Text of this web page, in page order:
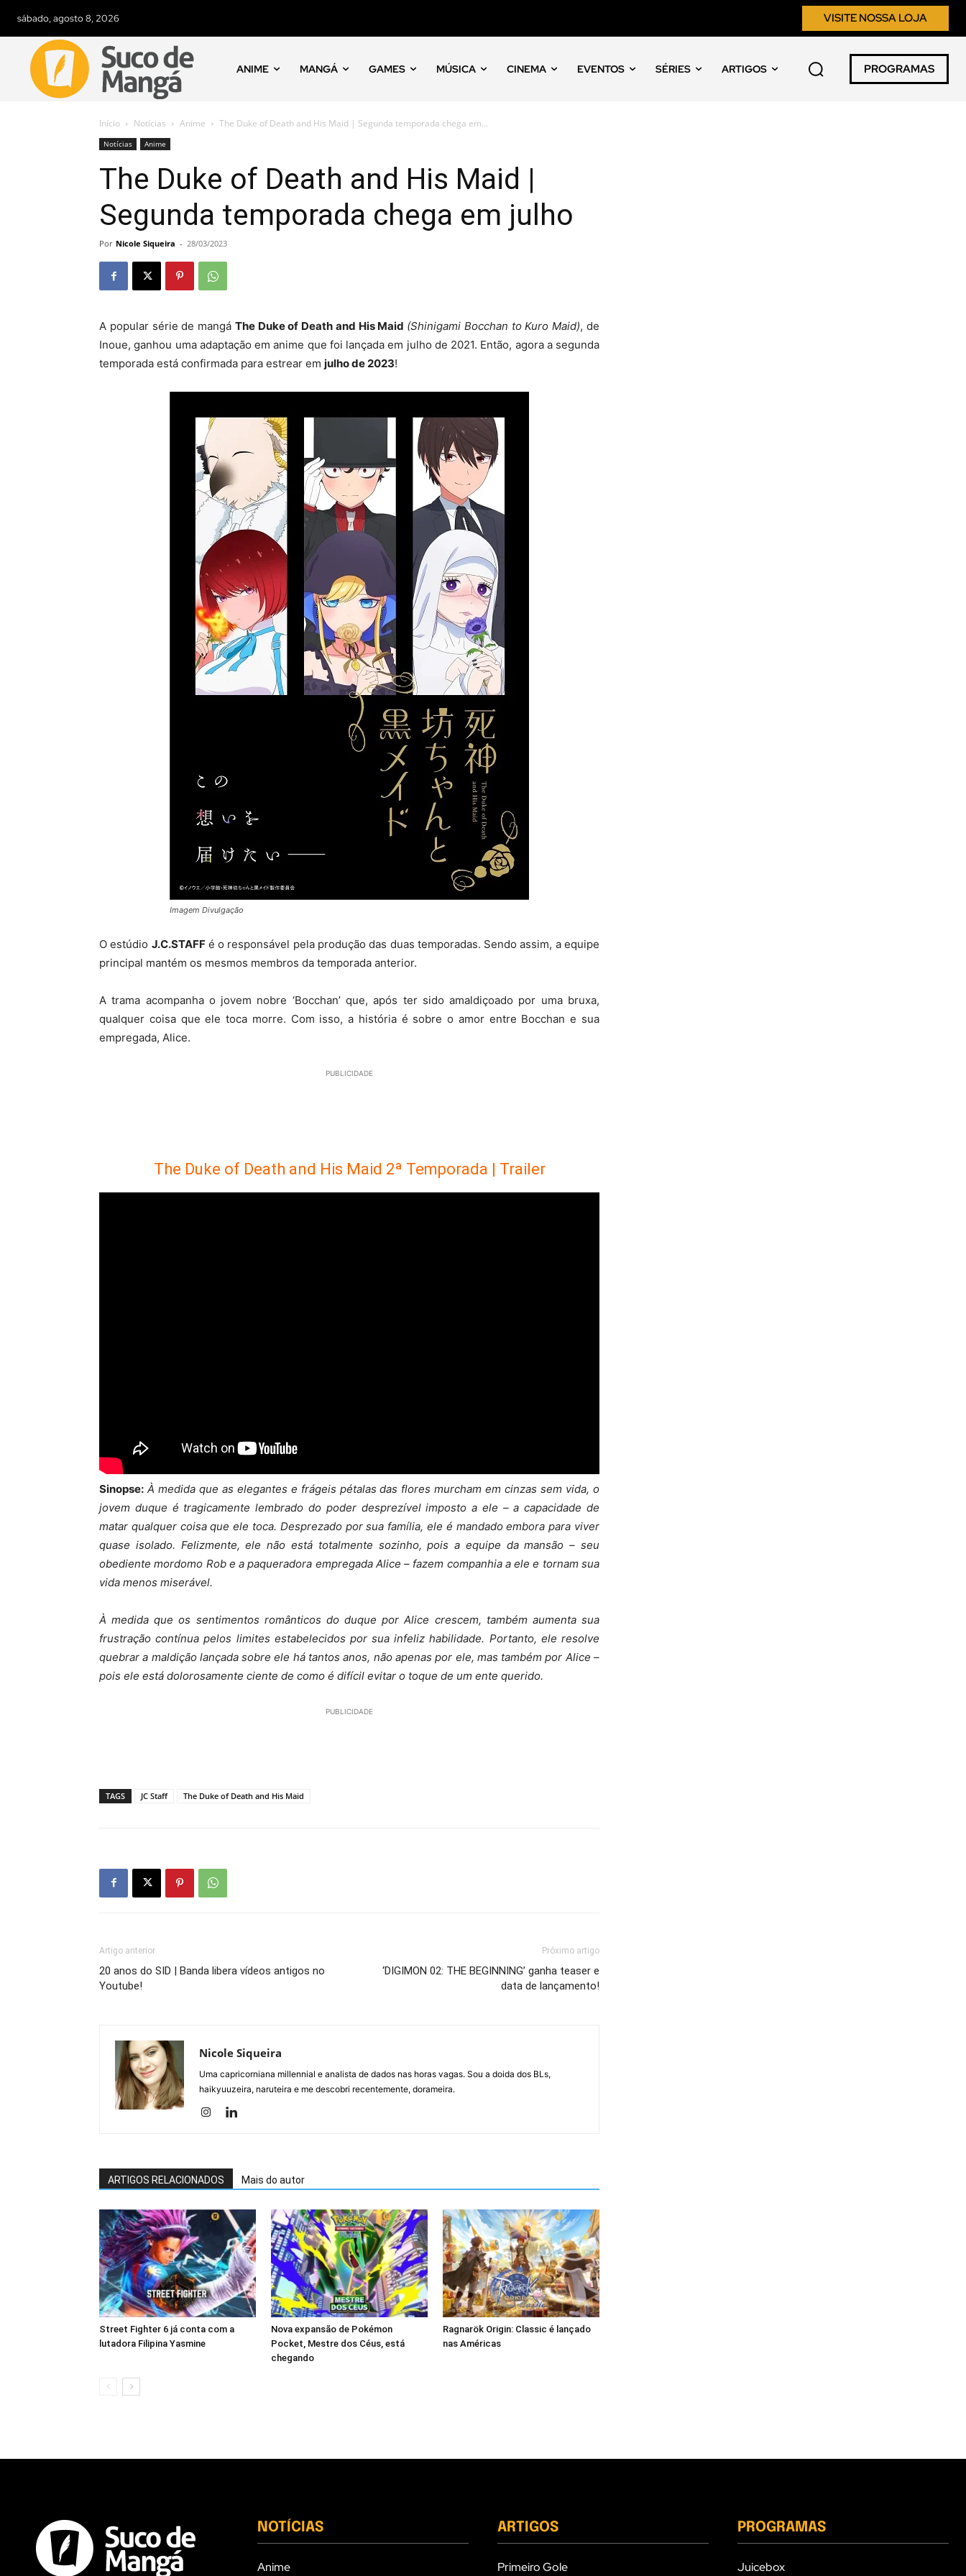
sábado, agosto 8, 2026 VISITE NOSSA LOJA
ANIME MANGÁ GAMES MÚSICA CINEMA EVENTOS SÉRIES ARTIGOS PROGRAMAS
Início Notícias Anime The Duke of Death and His Maid | Segunda temporada chega em...
Notícias Anime
The Duke of Death and His Maid |
Segunda temporada chega em julho
Por Nicole Siqueira - 28/03/2023
A popular série de mangá The Duke of Death and His Maid (Shinigami Bocchan to Kuro Maid), de
Inoue, ganhou uma adaptação em anime que foi lançada em julho de 2021. Então, agora a segunda
temporada está confirmada para estrear em julho de 2023!
Imagem Divulgação
Oestúdio J.C.STAFFé o responsável pela produção das duas temporadas. Sendo assim, a equipe
principal mantém os mesmos membros da temporada anterior.
A trama acompanha o jovem nobre ‘Bocchan’ que, após ter sido amaldiçoado por uma bruxa,
qualquer coisa que ele toca morre. Com isso, a história é sobre o amor entre Bocchan e sua
empregada, Alice.
PUBLICIDADE
The Duke of Death and His Maid 2ª Temporada | Trailer
Sinopse: À medida que as elegantes e frágeis pétalas das flores murcham em cinzas sem vida, o
jovem duque é tragicamente lembrado do poder desprezível imposto a ele – a capacidade de
matar qualquer coisa que ele toca. Desprezado por sua família, ele é mandado embora para viver
quase isolado. Felizmente, ele não está totalmente sozinho, pois a equipe da mansão – seu
obediente mordomo Rob e a paqueradora empregada Alice – fazem companhia a ele e tornam sua
vida menos miserável.
À medida que os sentimentos românticos do duque por Alice crescem, também aumenta sua
frustração contínua pelos limites estabelecidos por sua infeliz habilidade. Portanto, ele resolve
quebrar a maldição lançada sobre ele há tantos anos, não apenas por ele, mas também por Alice –
pois ele está dolorosamente ciente de como é difícil evitar o toque de um ente querido.
PUBLICIDADE
TAGS JC Staff The Duke of Death and His Maid
Artigo anterior
20 anos do SID | Banda libera vídeos antigos no
Youtube!
Próximo artigo
‘DIGIMON 02: THE BEGINNING’ ganha teaser e
data de lançamento!
Nicole Siqueira
Uma capricorniana millennial e analista de dados nas horas vagas. Sou a doida dos BLs,
haikyuuzeira, naruteira e me descobri recentemente, dorameira.
ARTIGOS RELACIONADOS Mais do autor
Street Fighter 6 já conta com a
lutadora Filipina Yasmine
Nova expansão de Pokémon
Pocket, Mestre dos Céus, está
chegando
Ragnarök Origin: Classic é lançado
nas Américas
NOTÍCIAS
Anime
ARTIGOS
Primeiro Gole
PROGRAMAS
Juicebox